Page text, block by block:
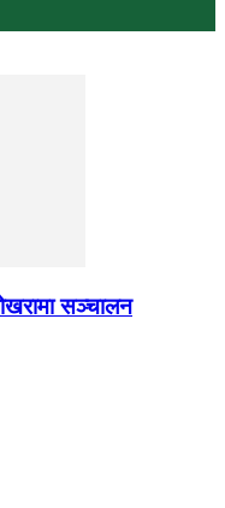
सञ्चालन